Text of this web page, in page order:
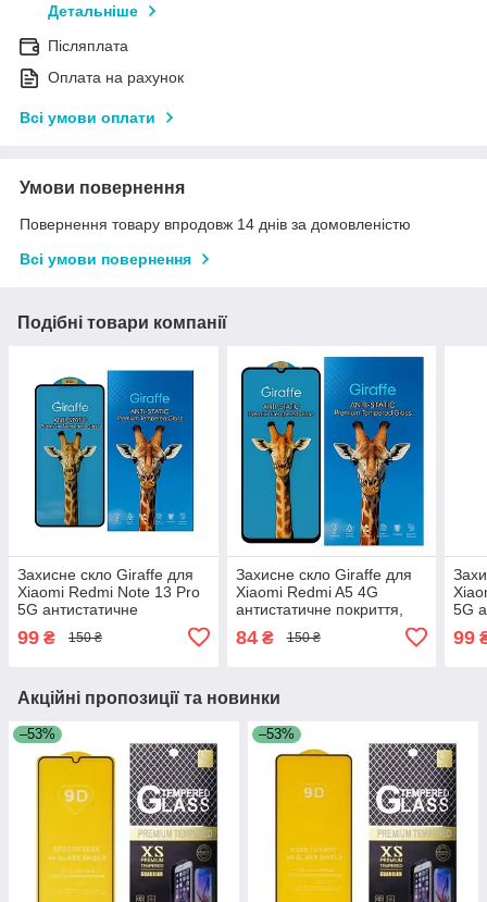
Детальніше
Післяплата
Оплата на рахунок
Всі умови оплати
Умови повернення
Повернення товару впродовж 14 днів за домовленістю
Всі умови повернення
Подібні товари компанії
Захисне скло Giraffe для
Xiaomi Redmi Note 13 Pro
5G антистатичне
чорною рамкою
99 ₴ 150 ₴
Захисне скло Giraffe для
Xiaomi Redmi A5 4G
антистатичне покриття,
рамкою
84₴ 150 ₴
5G
99
Акційні пропозиції та новинки
–53% –53%